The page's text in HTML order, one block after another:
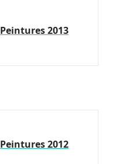
Peintures 2013
Peintures 2012